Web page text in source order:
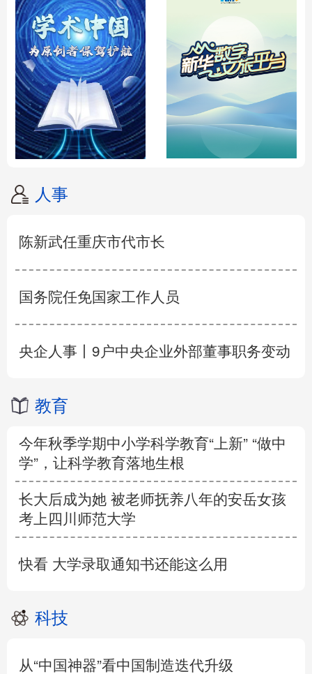
人事
陈新武任重庆市代市长
国务院任免国家工作人员
央企人事丨9户中央企业外部董事职务变动
教育
今年秋季学期中小学科学教育“上新” “做中
学”，让科学教育落地生根
长大后成为她 被老师抚养八年的安岳女孩
考上四川师范大学
快看 大学录取通知书还能这么用
科技
从“中国神器”看中国制造迭代升级